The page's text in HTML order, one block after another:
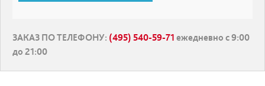
ЗАКАЗ ПО ТЕЛЕФОНУ: (495) 540-59-71 ежедневно с 9:00
до 21:00